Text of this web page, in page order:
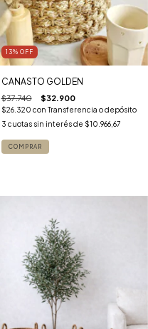
13% OFF
CANASTO GOLDEN
$37.740 $32.900
$26.320 con Transferencia o depósito
3 cuotas sin interés de $10.966,67
COMPRAR